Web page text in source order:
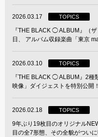
2026.03.17 TOPICS
『THE BLACK ◯ ALBUM』（
日、 アルバム収録楽曲「東京
2026.03.10 TOPICS
『THE BLACK ◯ ALBUM』2
映像」ダイジェストを特別公開！
2026.02.18 TOPICS
9年ぶり19枚目のオリジナル
目の全7形態、その全貌がついに